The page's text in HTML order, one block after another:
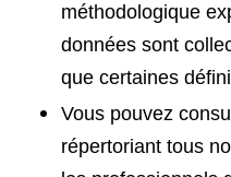
méthodologique
données sont
que certaines
Vous pouvez
répertoriant tous